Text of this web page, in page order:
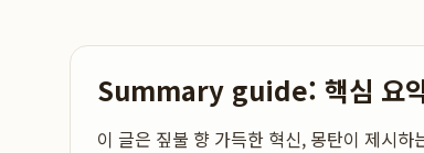
Summary guide: 핵심 요
이 글은 짚불 향 가득한 혁신, 몽탄이 제시